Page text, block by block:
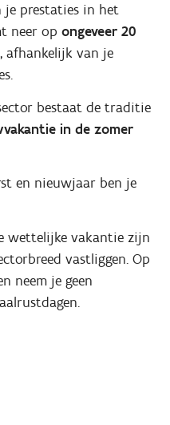
je prestaties in het
neer op ongeveer 20
, afhankelijk van je
bestaat de traditie
in de zomer
en nieuwjaar ben je
wettelijke vakantie zijn
vastliggen. Op
neem je geen